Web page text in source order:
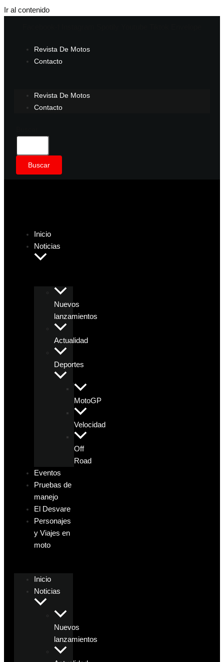
Ir al contenido
Revista De Motos
Contacto
Revista De Motos
Contacto
Buscar
Inicio
Noticias
Nuevos
lanzamientos
Actualidad
Deportes
MotoGP
Velocidad
Off
Road
Eventos
Pruebas de
manejo
El Desvare
Personajes
y Viajes en
moto
Inicio
Noticias
Nuevos
lanzamientos